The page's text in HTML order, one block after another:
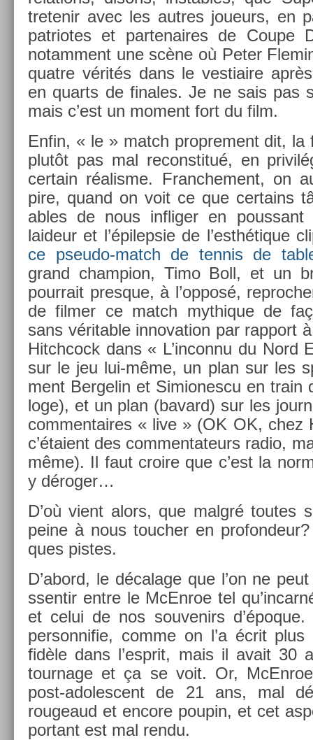
tretenir avec les aut­res joueurs, en
pat­riotes et par­tenaires de Coupe
notam­ment une scène où Peter
quat­re vérités dans le ves­tiaire
en quarts de fin­ales. Je ne sais pas
mais c’est un mo­ment fort du film.
Enfin, « le » match pro­pre­ment dit, la
plutôt pas mal re­constitué, en
cer­tain réalis­me. Franche­ment, on
pire, quand on voit ce que cer­tains
ables de nous in­flig­er en
laideur et l’épilep­sie de l’esthétique
ce pseudo-match de ten­nis de
grand champ­ion, Timo Boll, et un
pour­rait pre­sque, à l’opposé,
de film­er ce match myt­hique de
sans vérit­able in­nova­tion par rap­port
Hitchcock dans « L’in­connu du Nord
sur le jeu lui-même, un plan sur les
ment Be­rgelin et Simiones­cu en train
loge), et un plan (bavard) sur les
com­men­taires « live » (OK OK, chez
c’étaient des com­men­tateurs radio,
même). Il faut croire que c’est la
y déroger…
D’où vient alors, que malgré toutes
peine à nous touch­er en
ques pis­tes.
D’abord, le décalage que l’on ne
ssen­tir entre le McEn­roe tel
et celui de nos souvenirs d’époque.
per­son­nifie, comme on l’a écrit
fidèle dans l’esprit, mais il avait 30
tour­nage et ça se voit. Or,
post-adolescent de 21 ans, mal
rougeaud et en­core poupin, et cet
por­tant est mal rendu.